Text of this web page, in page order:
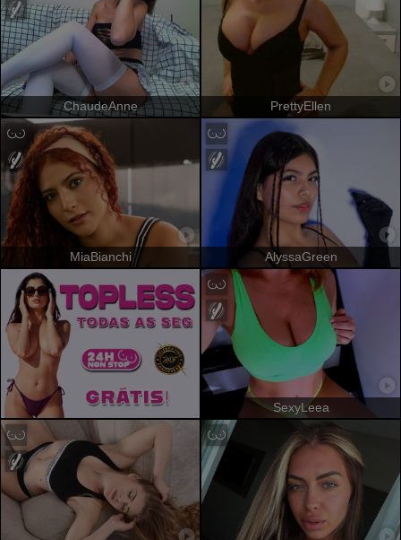
ChaudeAnne PrettyEllen
MiaBianchi AlyssaGreen
SexyLeea